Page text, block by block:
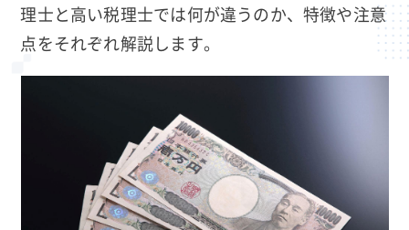
理士と高い税理士では何が違うのか、特徴や注意
点をそれぞれ解説します。